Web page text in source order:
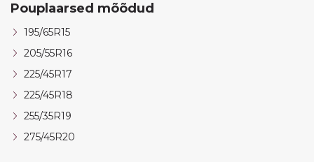
Pouplaarsed mõõdud
195/65R15
205/55R16
225/45R17
225/45R18
255/35R19
275/45R20